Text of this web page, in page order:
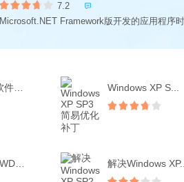
7.2 
Microsoft.NET Framework版开发的应用程序
Windows XP S...
解决Windows